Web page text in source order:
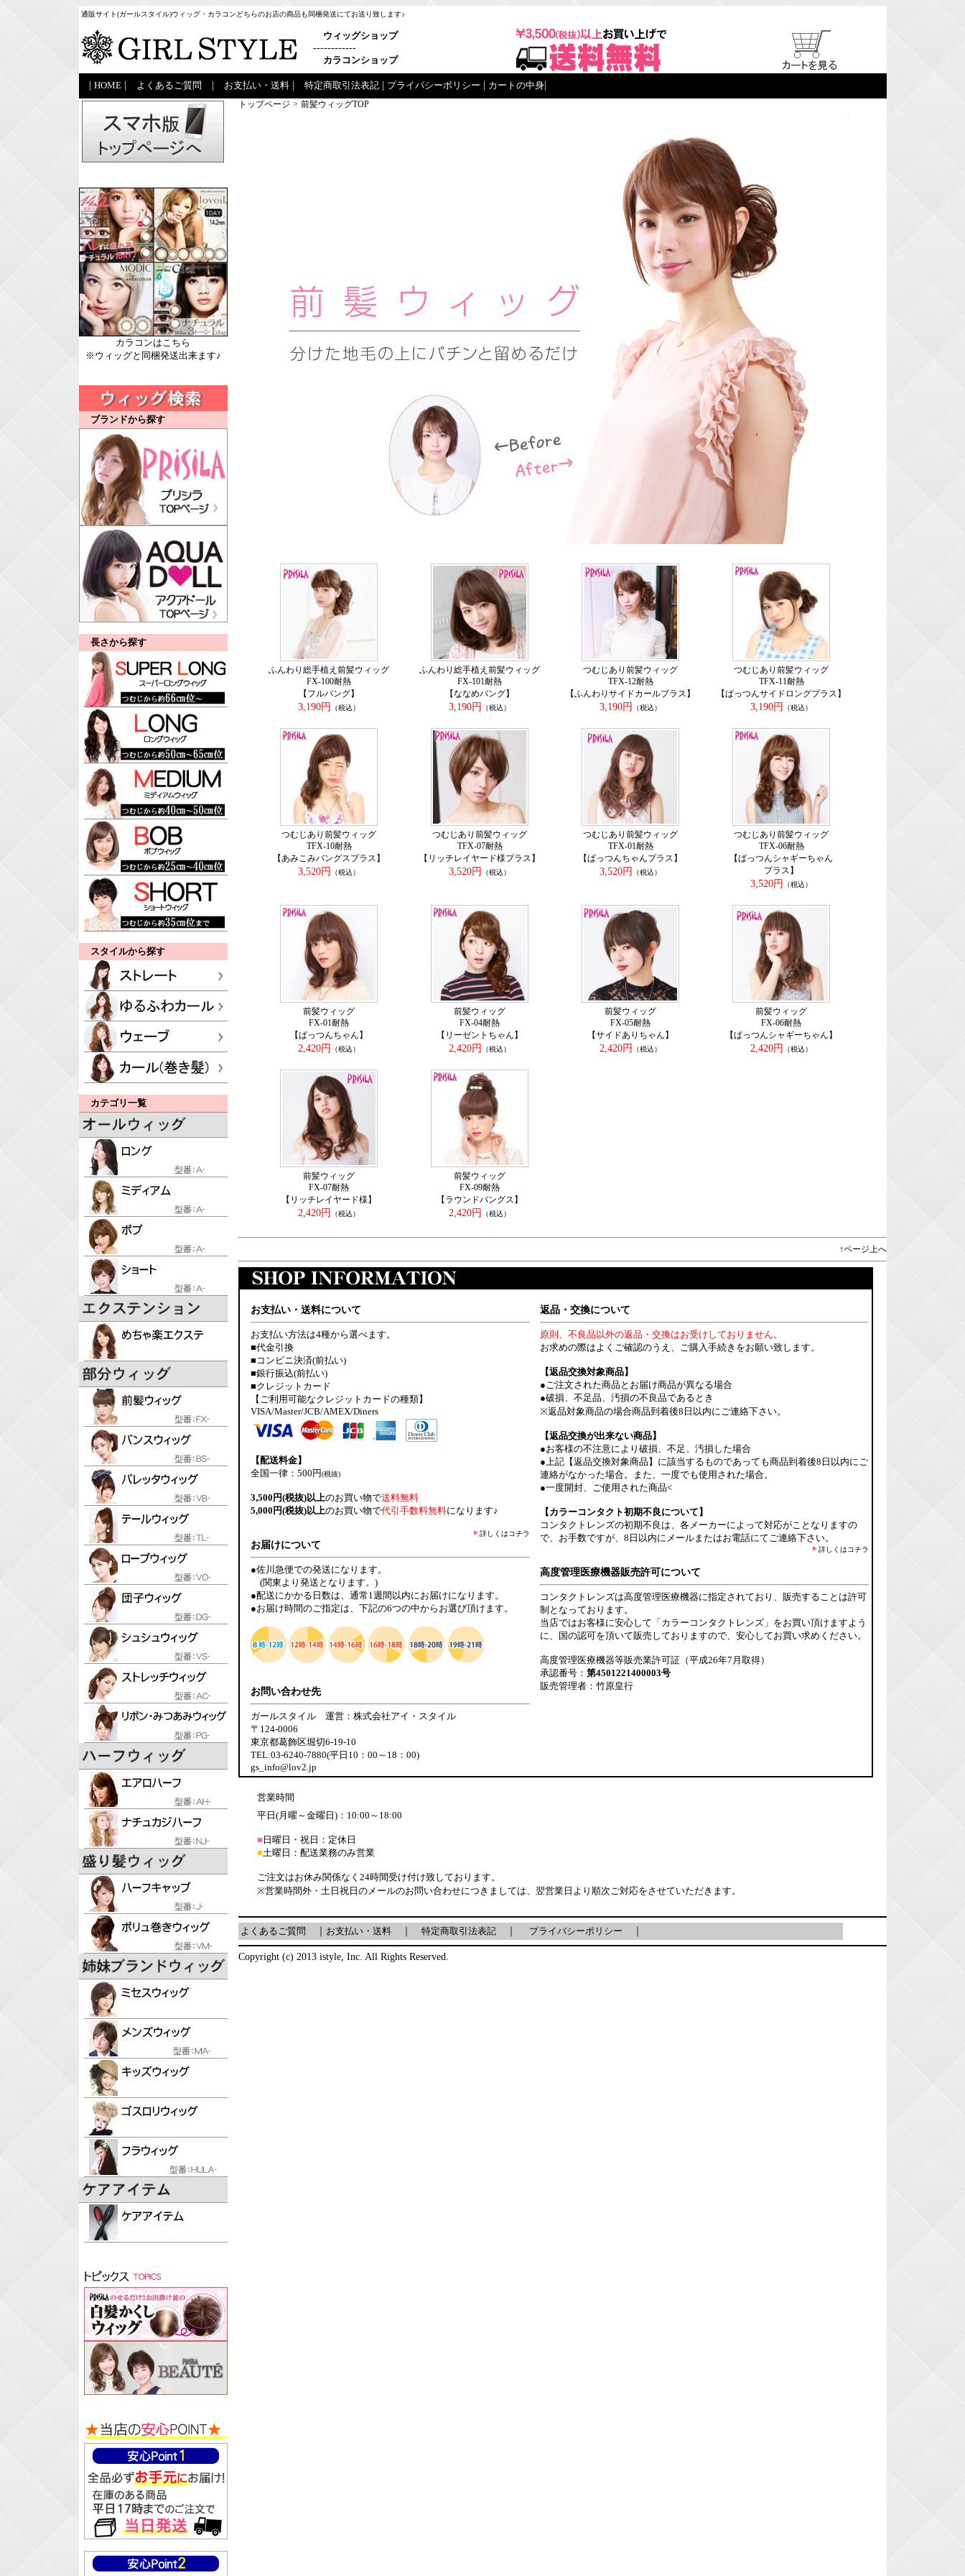
通販サイト(ガールスタイル)ウィッグ・カラコンどちらのお店の商品も同梱発送にてお送り致します♪
ウィッグショップ
------------
カラコンショップ
HOME よくあるご質問 お支払い・送料 特定商取引法表記 プライバシーポリシー カートの中身|
カラコンはこちら
※ウィッグと同梱発送出来ます♪
ブランドから探す
長さから探す
スタイルから探す
カテゴリ一覧
トップページ > 前髪ウィッグTOP
ふんわり総手植え前髪ウィッグ
FX-100耐熱
【フルバング】
3,190円
（税込）
ふんわり総手植え前髪ウィッグ
FX-101耐熱
【ななめバング】
3,190円
（税込）
つむじあり前髪ウィッグ
TFX-12耐熱
【ふんわりサイドカールプラス】
3,190円
（税込）
つむじあり前髪ウィッグ
TFX-11耐熱
【ぱっつんサイドロングプラス】
3,190円
（税込）
つむじあり前髪ウィッグ
TFX-10耐熱
【あみこみバングスプラス】
3,520円
（税込）
つむじあり前髪ウィッグ
TFX-07耐熱
【リッチレイヤード様プラス】
3,520円
（税込）
つむじあり前髪ウィッグ
TFX-01耐熱
【ぱっつんちゃんプラス】
3,520円
（税込）
つむじあり前髪ウィッグ
TFX-06耐熱
【ぱっつんシャギーちゃん
プラス】
3,520円
（税込）
前髪ウィッグ
FX-01耐熱
【ぱっつんちゃん】
2,420円
（税込）
前髪ウィッグ
FX-04耐熱
【リーゼントちゃん】
2,420円
（税込）
前髪ウィッグ
FX-05耐熱
【サイドありちゃん】
2,420円
（税込）
前髪ウィッグ
FX-06耐熱
【ぱっつんシャギーちゃん】
2,420円
（税込）
前髪ウィッグ
FX-07耐熱
【リッチレイヤード様】
2,420円
（税込）
前髪ウィッグ
FX-09耐熱
【ラウンドバングス】
2,420円
（税込）
↑ページ上へ
お支払い・送料について
お支払い方法は4種から選べます。
■代金引換
■コンビニ決済(前払い)
■銀行振込(前払い)
■クレジットカード
【ご利用可能なクレジットカードの種類】
VISA/Master/JCB/AMEX/Diners
【配送料金】
全国一律：500円(税抜)
3,500円(税抜)以上のお買い物で送料無料
5,000円(税抜)以上のお買い物で代引手数料無料になります♪
詳しくはコチラ
お届けについて
●佐川急便での発送になります。
(関東より発送となります。)
●配送にかかる日数は、通常1週間以内にお届けになります。
●お届け時間のご指定は、下記の6つの中からお選び頂けます。
お問い合わせ先
ガールスタイル 運営：株式会社アイ・スタイル
〒124-0006
東京都葛飾区堀切6-19-10
TEL:03-6240-7880(平日10：00～18：00)
gs_info@lov2.jp
返品・交換について
原則、不良品以外の返品・交換はお受けしておりません。
お求めの際はよくご確認のうえ、ご購入手続きをお願い致します。
【返品交換対象商品】
●ご注文された商品とお届け商品が異なる場合
●破損、不足品、汚損の不良品であるとき
※返品対象商品の場合商品到着後8日以内にご連絡下さい。
【返品交換が出来ない商品】
●お客様の不注意により破損、不足、汚損した場合
●上記【返品交換対象商品】に該当するものであっても商品到着後8日以内にご
連絡がなかった場合。また、一度でも使用された場合。
●一度開封、ご使用された商品<
【カラーコンタクト初期不良について】
コンタクトレンズの初期不良は、各メーカーによって対応がことなりますの
で、お手数ですが、8日以内にメールまたはお電話にてご連絡下さい。
詳しくはコチラ
高度管理医療機器販売許可について
コンタクトレンズは高度管理医療機器に指定されており、販売することは許可
制となっております。
当店ではお客様に安心して「カラーコンタクトレンズ」をお買い頂けますよう
に、国の認可を頂いて販売しておりますので、安心してお買い求めください。
高度管理医療機器等販売業許可証（平成26年7月取得）
承認番号： 第4501221400003号
販売管理者：竹原皇行
営業時間
平日(月曜～金曜日)：10:00～18:00
■ 日曜日・祝日：定休日
■土曜日：配送業務のみ営業
ご注文はお休み関係なく24時間受け付け致しております。
※営業時間外・土日祝日のメールのお問い合わせにつきましては、翌営業日より順次ご対応をさせていただきます。
よくあるご質問 お支払い・送料｜ 特定商取引法表記｜ プライバシーポリシー
Copyright (c) 2013 istyle, Inc. All Rights Reserved.